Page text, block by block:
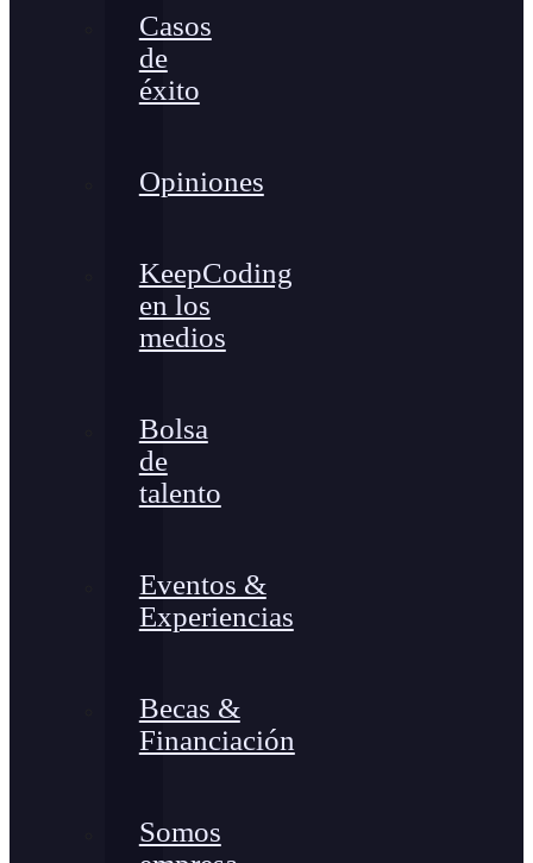
Casos
de
éxito
Opiniones
KeepCoding
en los
medios
Bolsa
de
talento
Eventos &
Experiencias
Becas &
Financiación
Somos